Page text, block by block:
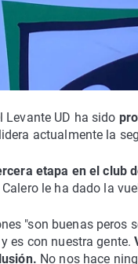
Levante UD ha sido
actualmente la
etapa en el club
le ha dado la
"son buenas peros
es con nuestra gente.
No nos hace